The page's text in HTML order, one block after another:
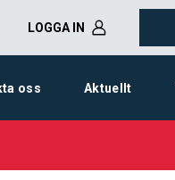
LOGGA IN
oss Aktuellt